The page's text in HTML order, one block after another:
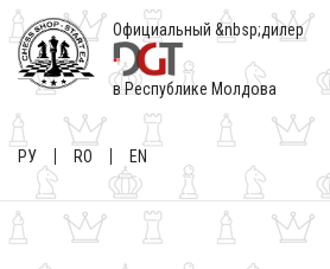
Официальный &nbsp;дилер
в Республике Молдова
РУ RO EN